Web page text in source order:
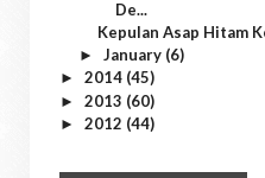
De...
Kepulan Asap Hitam
► January (6)
► 2014 (45)
► 2013 (60)
► 2012 (44)